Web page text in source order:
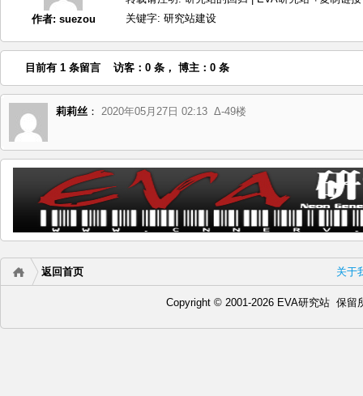
作者: suezou
关键字: 研究站建设
目前有 1 条留言 访客：0 条， 博主：0 条
莉莉丝 ： 2020年05月27日 02:13 Δ-49楼
关于
返回首页
Copyright © 2001-2026 EVA研究站 保